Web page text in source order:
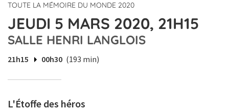
TOUTE LA MÉMOIRE DU MONDE 2020
JEUDI 5 MARS 2020, 21H15
SALLE HENRI LANGLOIS
21h15 00h30 (193 min)
L'Étoffe des héros